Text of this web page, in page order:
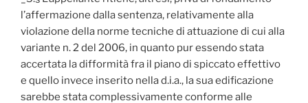
l’affermazione dalla sentenza, relativamente alla
violazione della norme tecniche di attuazione di cui alla
variante n. 2 del 2006, in quanto pur essendo stata
accertata la difformità fra il piano di spiccato effettivo
e quello invece inserito nella d.i.a., la sua edificazione
sarebbe stata complessivamente conforme alle